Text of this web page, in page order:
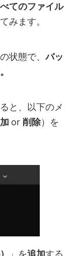
てのファイル
みます。
状態で、バッ
と、以下のメ
or 削除）を
」を追加する